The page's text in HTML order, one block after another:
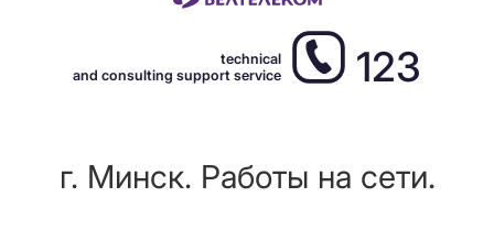
technical
and consulting support service
123
г. Минск. Работы на сети.